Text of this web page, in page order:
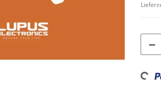
Loading...